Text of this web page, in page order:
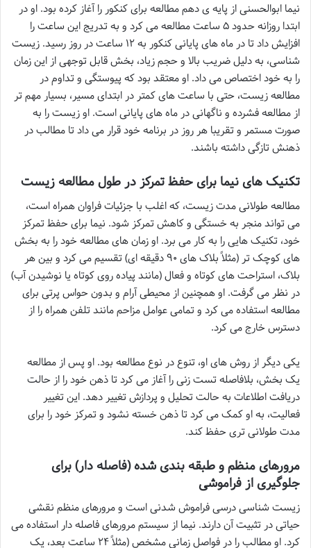
نیما ابوالحسنی از پایه ی دهم مطالعه برای کنکور را آغاز کرده بود. او در
ابتدا روزانه حدود ۵ ساعت مطالعه می کرد و به تدریج این ساعت را
افزایش داد تا در ماه های پایانی کنکور به ۱۲ ساعت در روز رسید. زیست
شناسی، به دلیل ضریب بالا و حجم زیاد، بخش قابل توجهی از این زمان
را به خود اختصاص می داد. او معتقد بود که پیوستگی و تداوم در
مطالعه زیست، حتی با ساعت های کمتر در ابتدای مسیر، بسیار مهم تر
از مطالعه فشرده و ناگهانی در ماه های پایانی است. او زیست را به
صورت مستمر و تقریبا هر روز در برنامه خود قرار می داد تا مطالب در
ذهنش تازگی داشته باشند.
تکنیک های نیما برای حفظ تمرکز در طول مطالعه زیست
مطالعه طولانی مدت زیست، که اغلب با جزئیات فراوان همراه است،
می تواند منجر به خستگی و کاهش تمرکز شود. نیما برای حفظ تمرکز
خود، تکنیک هایی را به کار می برد. او زمان های مطالعه خود را به بخش
های کوچک تر (مثلاً بلاک های ۹۰ دقیقه ای) تقسیم می کرد و بین هر
بلاک، استراحت های کوتاه و فعال (مانند پیاده روی کوتاه یا نوشیدن آب)
در نظر می گرفت. او همچنین از محیطی آرام و بدون حواس پرتی برای
مطالعه استفاده می کرد و تمامی عوامل مزاحم مانند تلفن همراه را از
دسترس خارج می کرد.
یکی دیگر از روش های او، تنوع در نوع مطالعه بود. او پس از مطالعه
یک بخش، بلافاصله تست زنی را آغاز می کرد تا ذهن خود را از حالت
دریافت اطلاعات به حالت تحلیل و پردازش تغییر دهد. این تغییر
فعالیت، به او کمک می کرد تا ذهن خسته نشود و تمرکز خود را برای
مدت طولانی تری حفظ کند.
مرورهای منظم و طبقه بندی شده (فاصله دار) برای
جلوگیری از فراموشی
زیست شناسی درسی فراموش شدنی است و مرورهای منظم نقشی
حیاتی در تثبیت آن دارند. نیما از سیستم مرورهای فاصله دار استفاده می
کرد. او مطالب را در فواصل زمانی مشخص (مثلاً ۲۴ ساعت بعد، یک